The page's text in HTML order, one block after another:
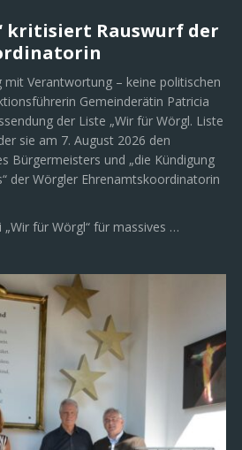
kritisiert Rauswurf der
mit Verantwortung – keine politischen
Gemeinderätin Patricia
der Liste „Wir für Wörgl. Liste
sie am 7. August 2026 den
Bürgermeisters und „die Kündigung
der Wörgler Ehrenamtskoordinatorin
für Wörgl“ für massives …